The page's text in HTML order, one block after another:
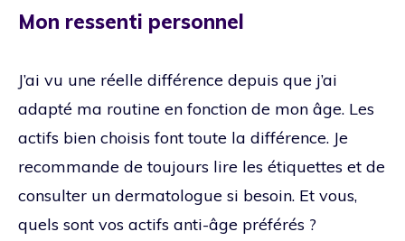
Mon ressenti personnel
J’ai vu une réelle différence depuis que j’ai
adapté ma routine en fonction de mon âge. Les
actifs bien choisis font toute la différence. Je
recommande de toujours lire les étiquettes et de
consulter un dermatologue si besoin. Et vous,
quels sont vos actifs anti-âge préférés ?